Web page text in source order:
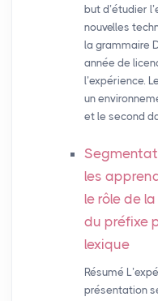
but d’étudier
nouvelles
la grammaire
année de
l’expérience.
un
et le second
les
le rôle de
du préfixe
lexique
Résumé
présentation